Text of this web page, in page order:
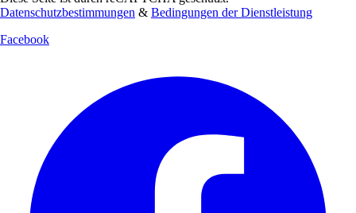
Datenschutzbestimmungen & Bedingungen der Dienstleistung
Facebook